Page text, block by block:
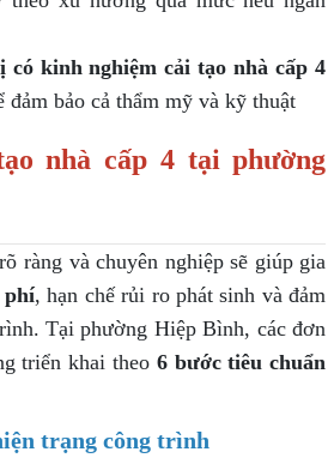
có kinh nghiệm cải tạo nhà cấp 4
đảm bảo cả thẩm mỹ và kỹ thuật
nhà cấp 4 tại phường
ràng và chuyên nghiệp sẽ giúp gia
phí, hạn chế rủi ro phát sinh và đảm
Tại phường Hiệp Bình, các đơn
triển khai theo 6 bước tiêu chuẩn
trạng công trình